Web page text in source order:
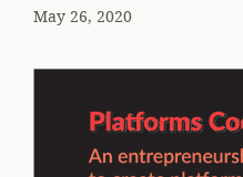
May 26, 2020